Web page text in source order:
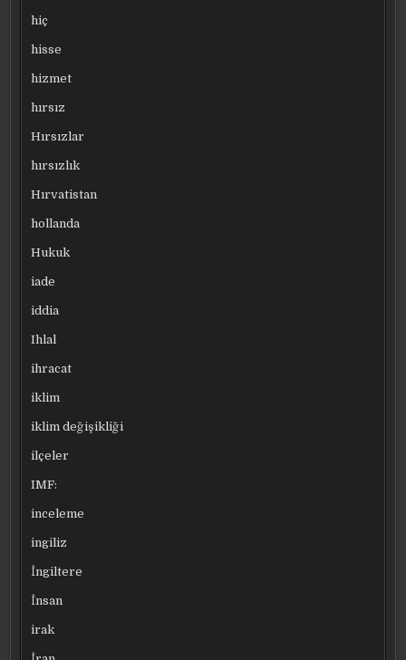
hiç
hisse
hizmet
hırsız
Hırsızlar
hırsızlık
Hırvatistan
hollanda
Hukuk
iade
iddia
Ihlal
ihracat
iklim
iklim değişikliği
ilçeler
IMF:
inceleme
ingiliz
İngiltere
İnsan
irak